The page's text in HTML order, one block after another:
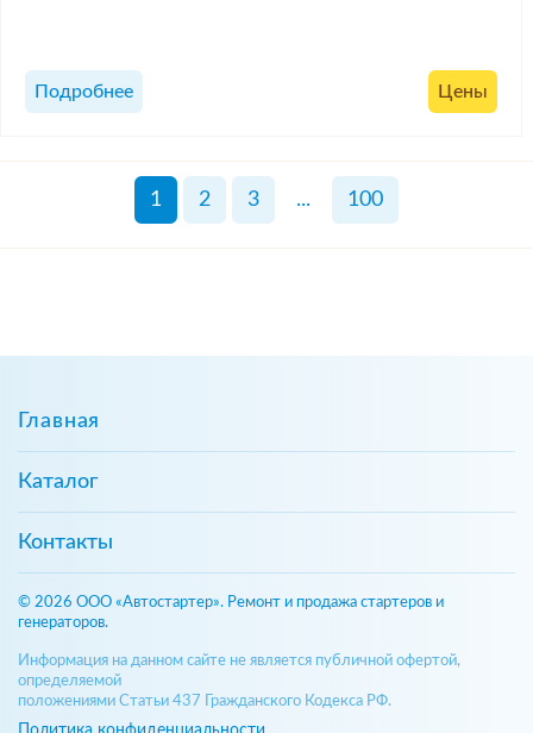
Подробнее Цены
1 2 3 ... 100
Главная
Каталог
Контакты
© 2026 ООО «Автостартер». Ремонт и продажа стартеров и
генераторов.
Информация на данном сайте не является публичной офертой,
определяемой
положениями Статьи 437 Гражданского Кодекса РФ.